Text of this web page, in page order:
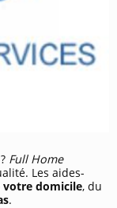
? Full Home
Les aides-
votre domicile, du
.